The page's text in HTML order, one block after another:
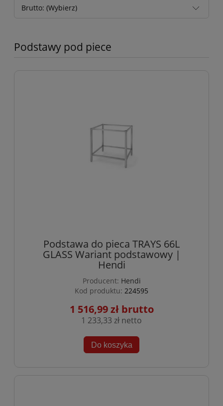
Brutto: (Wybierz)
Podstawy pod piece
Podstawa do pieca TRAYS 66L
GLASS Wariant podstawowy |
Hendi
Producent: Hendi
Kod produktu: 224595
1 516,99 zł
1 233,33 zł
Do koszyka